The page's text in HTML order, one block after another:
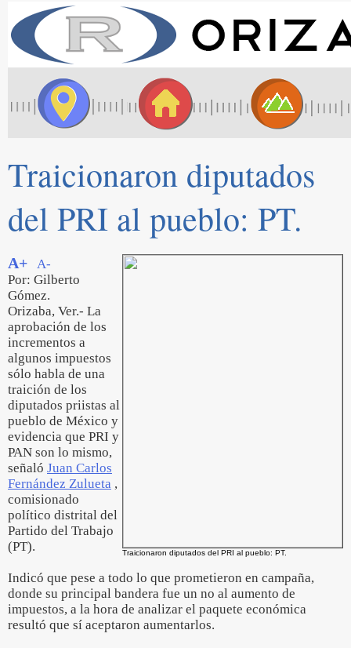
Traicionaron diputados
del PRI al pueblo: PT.
Traicionaron diputados del PRI al pueblo: PT.
A+
A-
Por: Gilberto
Gómez.
Orizaba, Ver.- La
aprobación de los
incrementos a
algunos impuestos
sólo habla de una
traición de los
diputados priistas al
pueblo de México y
evidencia que PRI y
PAN son lo mismo,
señaló Juan Carlos
Fernández Zulueta ,
comisionado
político distrital del
Partido del Trabajo
(PT).
Indicó que pese a todo lo que prometieron en campaña,
donde su principal bandera fue un no al aumento de
impuestos, a la hora de analizar el paquete económica
resultó que sí aceptaron aumentarlos.